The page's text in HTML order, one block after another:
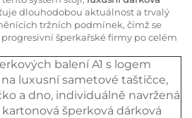
dlouhodobou aktuálnost a trvalý
tržních podmínek, čímž se
šperkařské firmy po celém
balení A1 s logem
luxusní sametové taštičce,
a dno, individuálně navržená
šperková dárková